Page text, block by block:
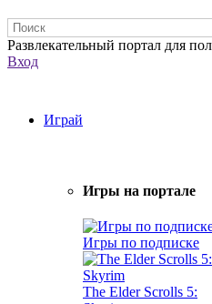
Развлекательный портал для
Вход
Играй
Игры на портале
Игры по подписке
The Elder Scrolls 5: